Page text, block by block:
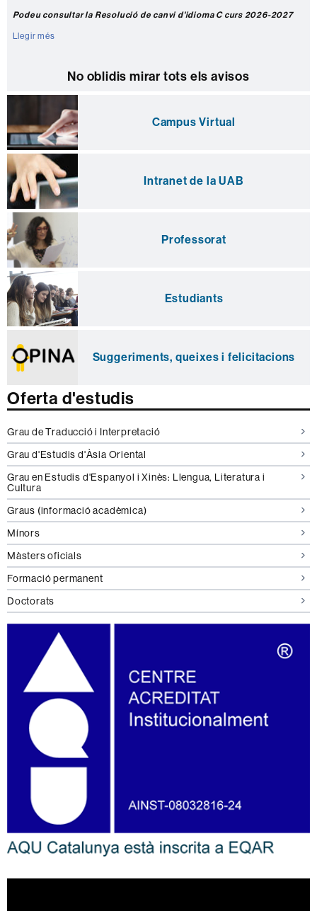
Podeu consultar la Resolució de canvi d'idioma C curs 2026-2027
Llegir més
No oblidis mirar tots els avisos
Campus Virtual
Intranet de la UAB
Professorat
Estudiants
Suggeriments, queixes i felicitacions
Oferta d'estudis
Grau de Traducció i Interpretació
Grau d'Estudis d'Àsia Oriental
Grau en Estudis d'Espanyol i Xinès: Llengua, Literatura i
Cultura
Graus (informació acadèmica)
Mínors
Màsters oficials
Formació permanent
Doctorats